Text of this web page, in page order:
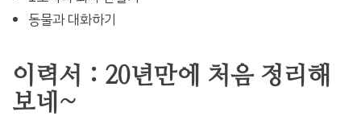
동물과 대화하기
이력서 : 20년만에 처음 정리해
보네~